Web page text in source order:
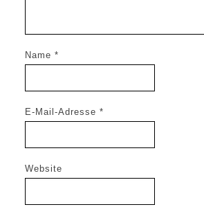
Name *
E-Mail-Adresse *
Website